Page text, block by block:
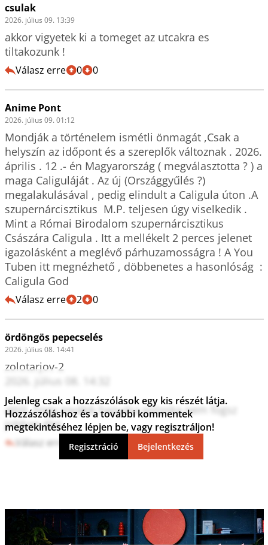
csulak
2026. július 09. 13:39
akkor vigyetek ki a tomeget az utcakra es
tiltakozunk !
Válasz erre 0 0
Anime Pont
2026. július 09. 01:12
Mondják a történelem ismétli önmagát ,Csak a
helyszín az időpont és a szereplők változnak . 2026.
április . 12 .- én Magyarország ( megválasztotta ? ) a
maga Caliguláját . Az új (Országgyűlés ?)
megalakulásával , pedig elindult a Caligula úton .A
szupernárcisztikus  M.P. teljesen úgy viselkedik .
Mint a Római Birodalom szupernárcisztikus
Császára Caligula . Itt a mellékelt 2 perces jelenet
igazolásként a meglévő párhuzamosságra ! A You
Tuben itt megnézhető , döbbenetes a hasonlóság  :
Caligula God
Válasz erre 2 0
ördöngös pepecselés
2026. július 08. 14:41
zolotarjov-2
2026. július 08. 14:32
attól, hogy tovább hazudsz poloska nem fogsz
jobban élni
Válasz erre 5 0
Jelenleg csak a hozzászólások egy kis részét látja.
Hozzászóláshoz és a további kommentek
megtekintéséhez lépjen be, vagy regisztráljon!
Regisztráció Bejelentkezés